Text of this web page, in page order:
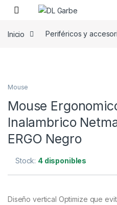
Inicio Periféricos y
Mouse
Mouse
Inalambrico
ERGO Negro
Stock: 4 disponibles
Diseño vertical Optimize que